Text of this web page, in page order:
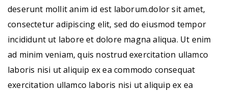
deserunt mollit anim id est laborum.dolor sit amet,
consectetur adipiscing elit, sed do eiusmod tempor
incididunt ut labore et dolore magna aliqua. Ut enim
ad minim veniam, quis nostrud exercitation ullamco
laboris nisi ut aliquip ex ea commodo consequat
exercitation ullamco laboris nisi ut aliquip ex ea